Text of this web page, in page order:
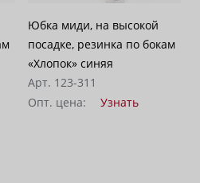
Юбка миди, на высокой
посадке, резинка по бокам
«Хлопок» синяя
Арт. 123-311
Опт. цена:
Узнать